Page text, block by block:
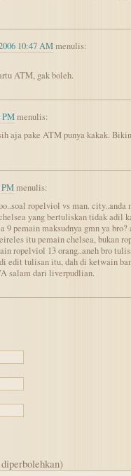
10:47 AMmenulis:
ATM, gak boleh.
PMmenulis:
aja pake ATM punya kakak.
menulis:
ropelviol vs man. city..anda
yang bertuliskan tidak adil
9 pemain maksudnya gmn ya bro?
itu pemain chelsea, bukan
ropelviol 13 orang..aneh bro
edit tulisan itu, dah di ketwain
salam dari liverpudlian.